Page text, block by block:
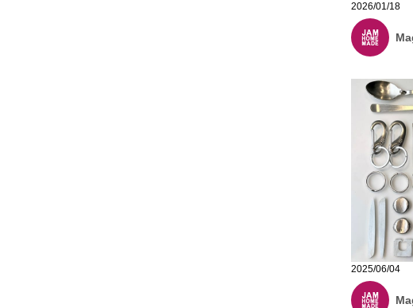
2026/01/18
2025/06/04